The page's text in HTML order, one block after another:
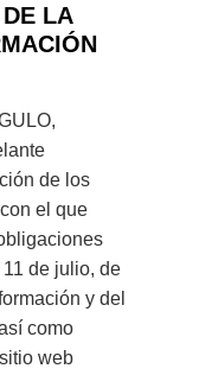
LA
de los
el que
de julio, de
y del
como
web